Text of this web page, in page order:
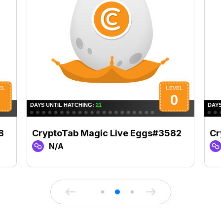
CryptoTab Magic Live Eggs#3582
N/A